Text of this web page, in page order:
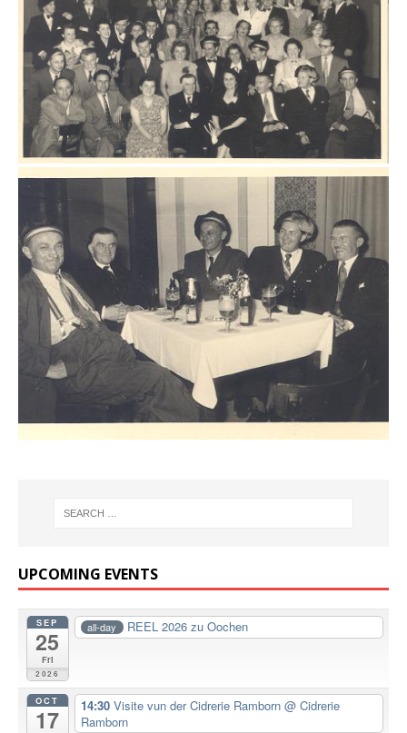
UPCOMING EVENTS
SEP
25
Fri
2026
all-day REEL 2026 zu Oochen
OCT
17
14:30 Visite vun der Cidrerie Ramborn @ Cidrerie
Ramborn